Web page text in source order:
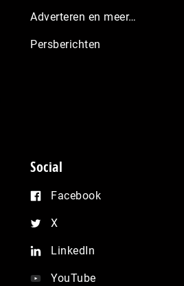
Adverteren en meer…
Persberichten
Social
Facebook
X
LinkedIn
YouTube